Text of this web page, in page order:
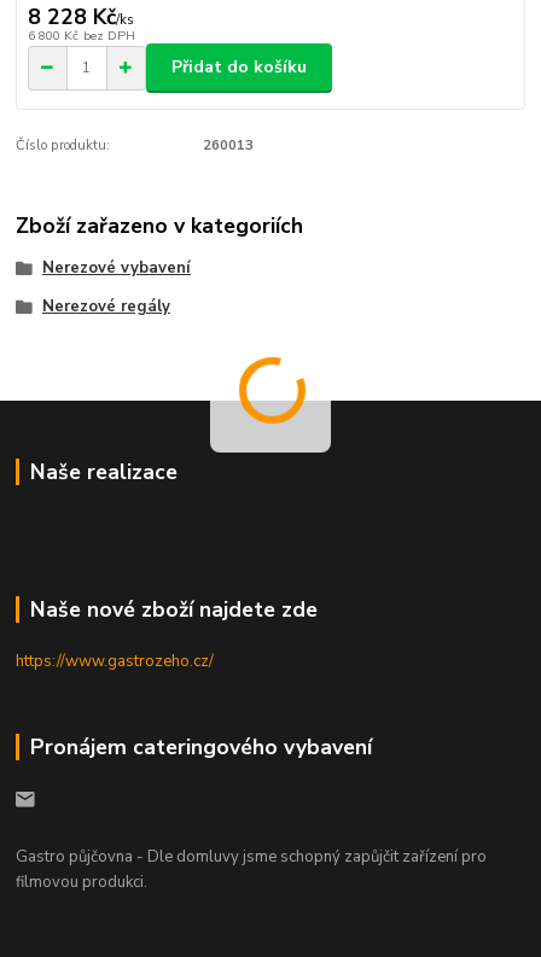
8 228 Kč/ks
6 800 Kč bez DPH
Přidat do košíku
Číslo produktu: 260013
Zboží zařazeno v kategoriích
Nerezové vybavení
Nerezové regály
Naše realizace
Naše nové zboží najdete zde
https://www.gastrozeho.cz/
Pronájem cateringového vybavení
Gastro půjčovna - Dle domluvy jsme schopný zapůjčit zařízení pro
filmovou produkci.